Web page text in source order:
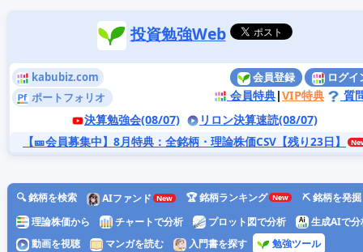
投資勉強Web
kabubiz.com
ポートフォリオ
会員登録 ログイ
会員特典|VIP特典
質
決算勉強会(08/07)
リロン決算速読(08/07)
【🎫会員募集中】8月特典 ：全銘柄・理論株価CSV【残り23日】
🔍 銘柄を検索 AIファンド 🏆 銘柄ランキング
⛏️ 銘柄を発掘
理論株価から
チャートで分析 プロット図で分析
生成AIで分
動画を視聴
マンガを読む 入門書を探す
勉強ツール